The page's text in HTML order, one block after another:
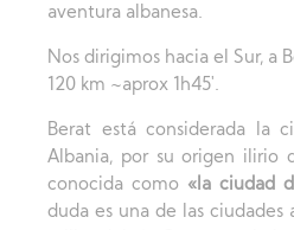
aventura albanesa.
Nos dirigimos hacia el Sur, a
120 km ~aprox 1h45′.
Berat está considerada la
Albania, por su origen ilirio
conocida como «la ciudad
duda es una de las ciudades